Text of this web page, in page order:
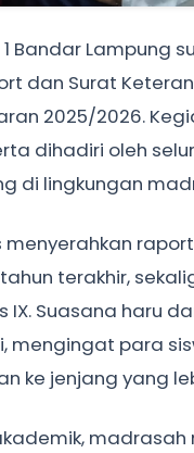
Bandar Lampung
dan Surat
2025/2026.
dihadiri oleh
di lingkungan
terakhir,
Suasana haru
mengingat para
ke jenjang yang
madrasah